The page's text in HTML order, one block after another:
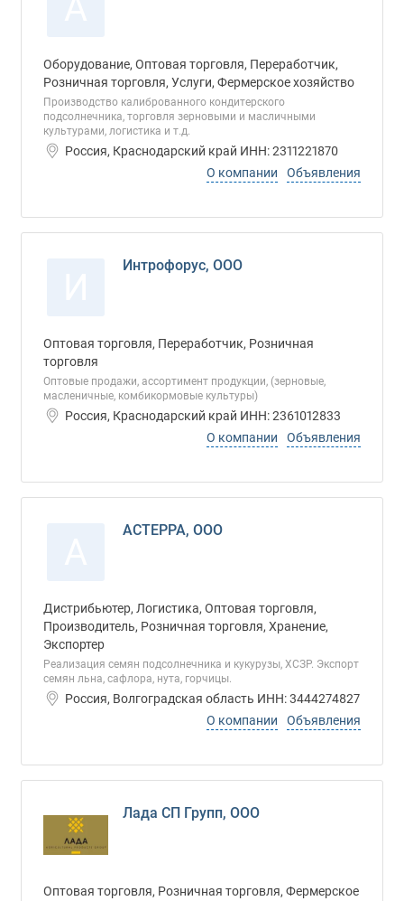
Оборудование, Оптовая торговля, Переработчик,
Розничная торговля, Услуги, Фермерское хозяйство
Производство калиброванного кондитерского
подсолнечника, торговля зерновыми и масличными
культурами, логистика и т.д.
Россия, Краснодарский край ИНН: 2311221870
О компании
Объявления
Интрофорус, ООО
Оптовая торговля, Переработчик, Розничная
торговля
Оптовые продажи, ассортимент продукции, (зерновые,
масленичные, комбикормовые культуры)
Россия, Краснодарский край ИНН: 2361012833
О компании
Объявления
АСТЕРРА, ООО
Дистрибьютер, Логистика, Оптовая торговля,
Производитель, Розничная торговля, Хранение,
Экспортер
Реализация семян подсолнечника и кукурузы, ХСЗР. Экспорт
семян льна, сафлора, нута, горчицы.
Россия, Волгоградская область ИНН: 3444274827
О компании
Объявления
Лада СП Групп, ООО
Оптовая торговля, Розничная торговля, Фермерское